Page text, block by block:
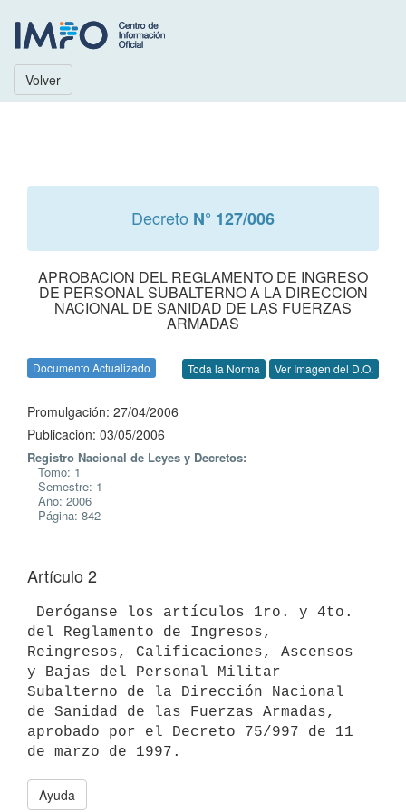
Volver
Decreto N° 127/006
APROBACION DEL REGLAMENTO DE INGRESO
DE PERSONAL SUBALTERNO A LA DIRECCION
NACIONAL DE SANIDAD DE LAS FUERZAS
ARMADAS
Documento Actualizado Toda la Norma Ver Imagen del D.O.
Promulgación: 27/04/2006
Publicación: 03/05/2006
Registro Nacional de Leyes y Decretos:
Tomo: 1
Semestre: 1
Año: 2006
Página: 842
Artículo 2
del Reglamento de Ingresos,
Reingresos, Calificaciones, Ascensos
y Bajas del Personal Militar
Subalterno de la Dirección Nacional
de Sanidad de las Fuerzas Armadas,
aprobado por el Decreto 75/997 de 11
Ayuda